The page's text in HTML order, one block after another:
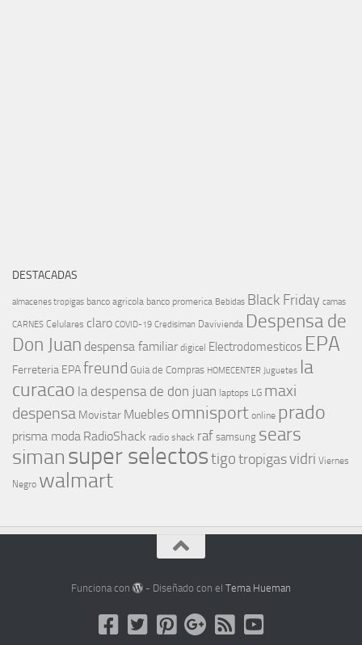
DESTACADAS
almacenes tropigas banco agricola banco promerica Bebidas Black Friday camas
CARNES Celulares claro COVID-19 Credisiman Davivienda Despensa de
Don Juan despensa familiar digicel Electrodomesticos EPA
Ferreteria EPAfreund Guia de Compras HOMECENTER Juguetes la
curacao la despensa de don juan laptops LG maxi
despensa Movistar Muebles omnisport online prado
prisma moda RadioShack radio shack raf samsung sears
simansuper selectostigotropigasvidri Viernes
Negro walmart
Funciona con - Diseñado con elTema Hueman